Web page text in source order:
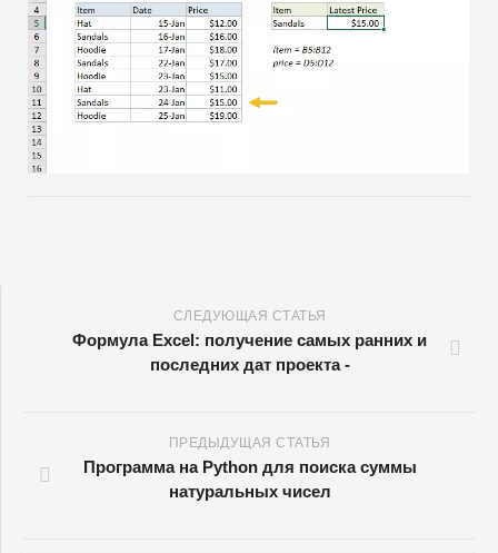
СЛЕДУЮЩАЯ СТАТЬЯ
Формула Excel: получение самых ранних и
последних дат проекта -
ПРЕДЫДУЩАЯ СТАТЬЯ
Программа на Python для поиска суммы
натуральных чисел